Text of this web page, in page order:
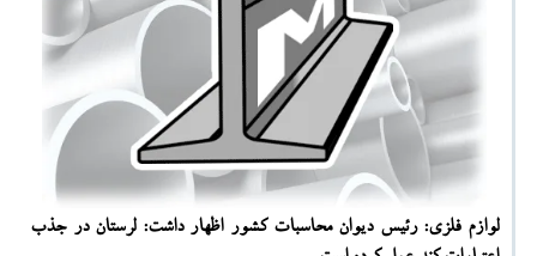
لوازم فلزی: رئیس دیوان محاسبات كشور اظهار داشت: لرستان در جذب